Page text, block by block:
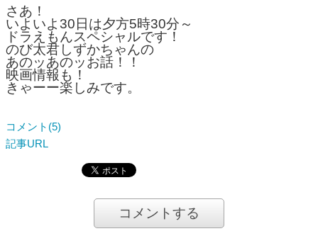
さあ！
いよいよ30日は夕方5時30分～
ドラえもんスペシャルです！
のび太君しずかちゃんの
あのッあのッお話！！
映画情報も！
きゃーー楽しみです。
コメント(5)
記事URL
コメントする